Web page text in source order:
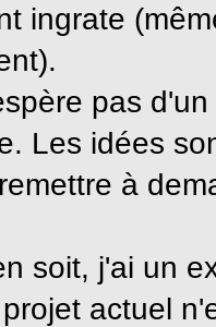
ingrate
pas
Les idées
à
soit, j'ai un
actuel